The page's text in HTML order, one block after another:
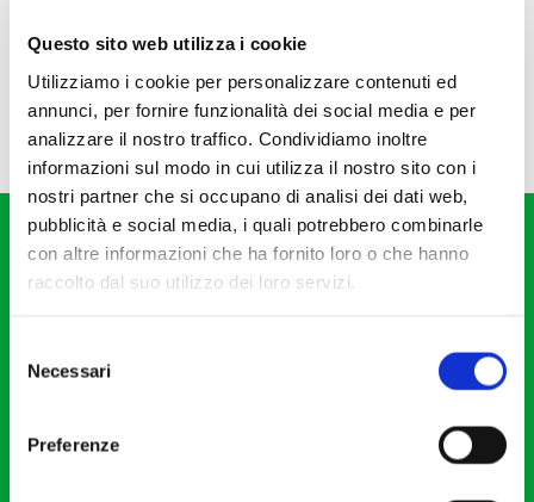
Questo sito web utilizza i cookie
Utilizziamo i cookie per personalizzare contenuti ed
annunci, per fornire funzionalità dei social media e per
analizzare il nostro traffico. Condividiamo inoltre
informazioni sul modo in cui utilizza il nostro sito con i
nostri partner che si occupano di analisi dei dati web,
pubblicità e social media, i quali potrebbero combinarle
con altre informazioni che ha fornito loro o che hanno
raccolto dal suo utilizzo dei loro servizi.
delNecessari
Preferenze
Fondazione I Pomeriggi Musicali
Partita Iva 04410060158